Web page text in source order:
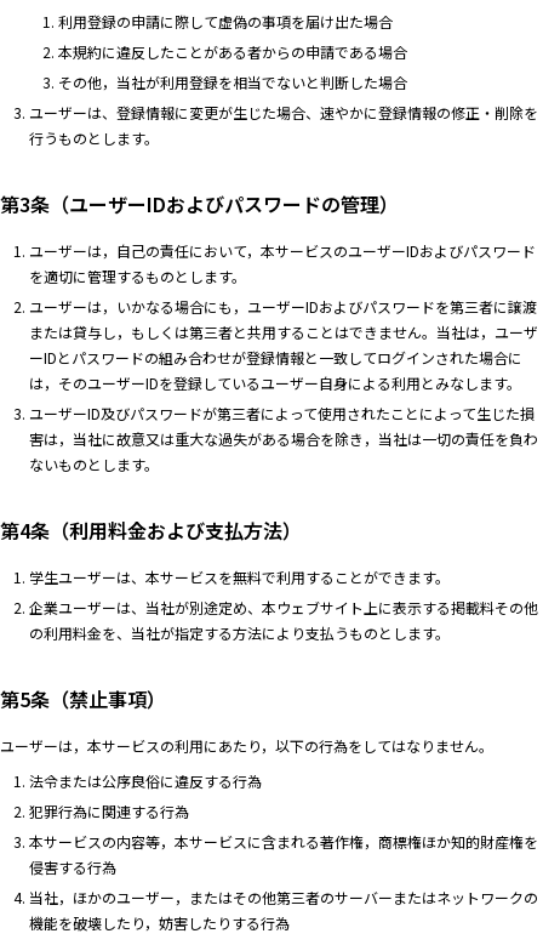
利用登録の申請に際して虚偽の事項を届け出た場合
本規約に違反したことがある者からの申請である場合
その他，当社が利用登録を相当でないと判断した場合
ユーザーは、登録情報に変更が生じた場合、速やかに登録情報の修正・削除を
行うものとします。
第3条（ユーザーIDおよびパスワードの管理）
ユーザーは，自己の責任において，本サービスのユーザーIDおよびパスワード
を適切に管理するものとします。
ユーザーは，いかなる場合にも，ユーザーIDおよびパスワードを第三者に譲渡
または貸与し，もしくは第三者と共用することはできません。当社は，ユーザ
ーIDとパスワードの組み合わせが登録情報と一致してログインされた場合に
は，そのユーザーIDを登録しているユーザー自身による利用とみなします。
ユーザーID及びパスワードが第三者によって使用されたことによって生じた損
害は，当社に故意又は重大な過失がある場合を除き，当社は一切の責任を負わ
ないものとします。
第4条（利用料金および支払方法）
学生ユーザーは、本サービスを無料で利用することができます。
企業ユーザーは、当社が別途定め、本ウェブサイト上に表示する掲載料その他
の利用料金を、当社が指定する方法により支払うものとします。
第5条（禁止事項）
ユーザーは，本サービスの利用にあたり，以下の行為をしてはなりません。
法令または公序良俗に違反する行為
犯罪行為に関連する行為
本サービスの内容等，本サービスに含まれる著作権，商標権ほか知的財産権を
侵害する行為
当社，ほかのユーザー，またはその他第三者のサーバーまたはネットワークの
機能を破壊したり，妨害したりする行為